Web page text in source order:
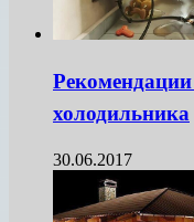
Рекомендации
холодильника
30.06.2017